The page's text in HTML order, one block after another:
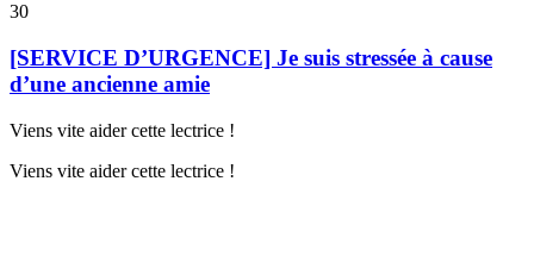
30
[SERVICE D’URGENCE] Je suis stressée à cause
d’une ancienne amie
Viens vite aider cette lectrice !
Viens vite aider cette lectrice !